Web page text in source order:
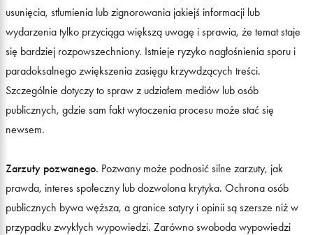
usunięcia, stłumienia lub zignorowania jakiejś informacji lub
wydarzenia tylko przyciąga większą uwagę i sprawia, że temat staje
się bardziej rozpowszechniony. Istnieje ryzyko nagłośnienia sporu i
paradoksalnego zwiększenia zasięgu krzywdzących treści.
Szczególnie dotyczy to spraw z udziałem mediów lub osób
publicznych, gdzie sam fakt wytoczenia procesu może stać się
newsem.
Zarzuty pozwanego. Pozwany może podnosić silne zarzuty, jak
prawda, interes społeczny lub dozwolona krytyka. Ochrona osób
publicznych bywa węższa, a granice satyry i opinii są szersze niż w
przypadku zwykłych wypowiedzi. Zarówno swoboda wypowiedzi